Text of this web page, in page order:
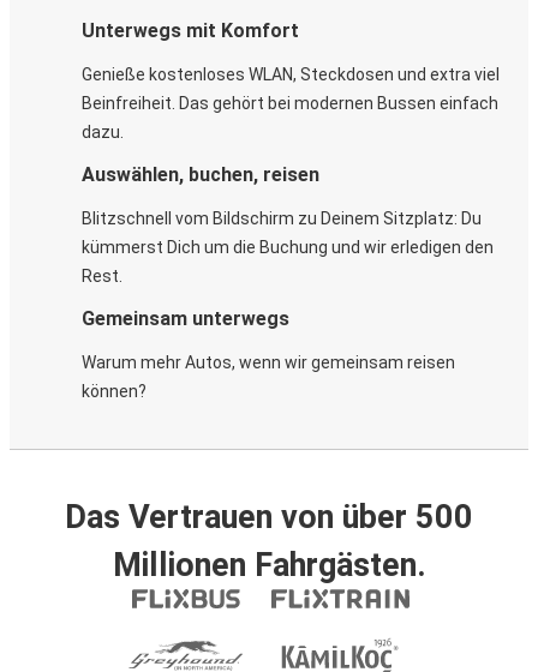
Unterwegs mit Komfort
Genieße kostenloses WLAN, Steckdosen und extra viel
Beinfreiheit. Das gehört bei modernen Bussen einfach
dazu.
Auswählen, buchen, reisen
Blitzschnell vom Bildschirm zu Deinem Sitzplatz: Du
kümmerst Dich um die Buchung und wir erledigen den
Rest.
Gemeinsam unterwegs
Warum mehr Autos, wenn wir gemeinsam reisen
können?
Das Vertrauen von über 500
Millionen Fahrgästen.